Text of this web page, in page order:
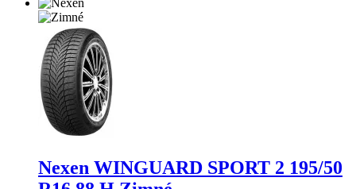
Nexen WINGUARD SPORT 2 195/50